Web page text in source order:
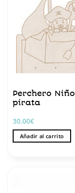
Perchero Niño
pirata
30.00€
Añadir al carrito